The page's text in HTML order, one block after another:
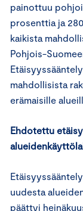
painottuu
prosenttia ja
kaikista
Pohjois-
mahdollisista
erämaisille
Ehdotettu
uudesta
päättyi